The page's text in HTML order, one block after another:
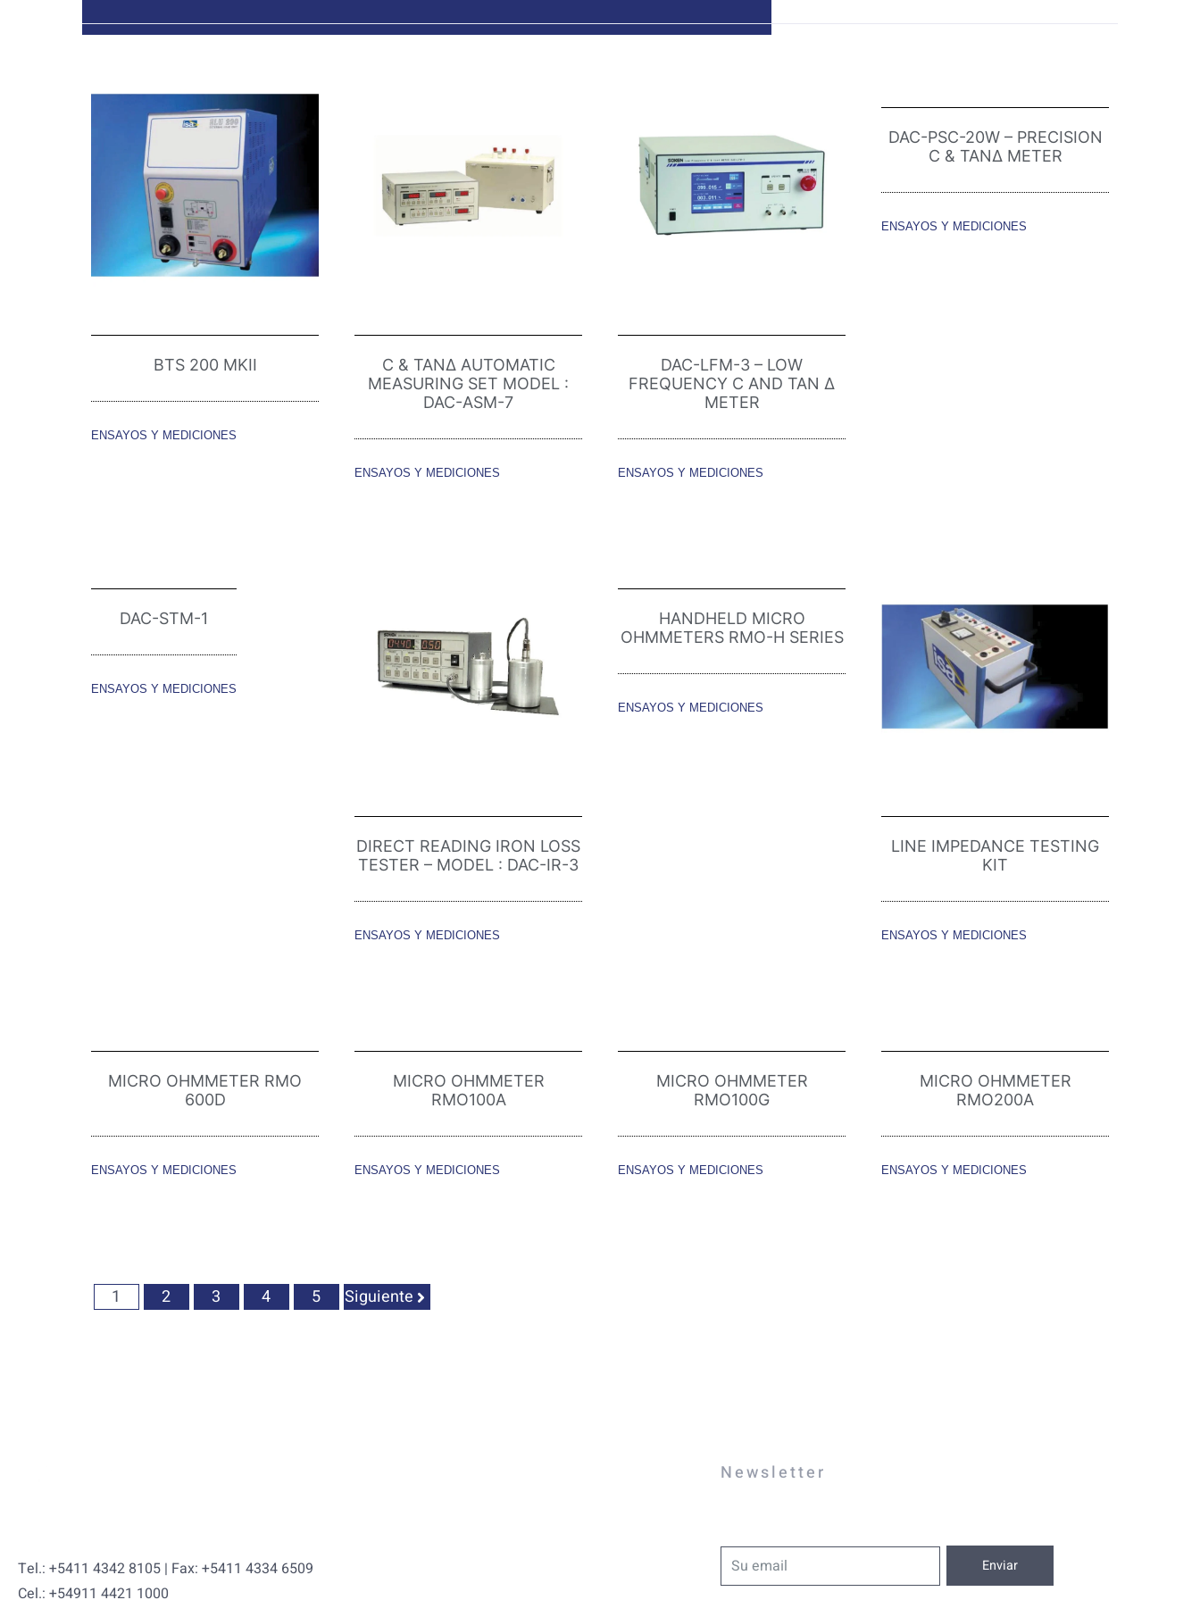
BTS 200 MKII
ENSAYOS Y MEDICIONES
C & TANΔ AUTOMATIC
MEASURING SET MODEL :
DAC-ASM-7
ENSAYOS Y MEDICIONES
DAC-LFM-3 – LOW
FREQUENCY C AND TAN Δ
METER
ENSAYOS Y MEDICIONES
DAC-PSC-20W – PRECISION
C & TANΔ METER
ENSAYOS Y MEDICIONES
DAC-STM-1
ENSAYOS Y MEDICIONES
DIRECT READING IRON LOSS
TESTER – MODEL : DAC-IR-3
ENSAYOS Y MEDICIONES
HANDHELD MICRO
OHMMETERS RMO-H SERIES
ENSAYOS Y MEDICIONES
LINE IMPEDANCE TESTING
KIT
ENSAYOS Y MEDICIONES
MICRO OHMMETER RMO
600D
ENSAYOS Y MEDICIONES
MICRO OHMMETER
RMO100A
ENSAYOS Y MEDICIONES
MICRO OHMMETER
RMO100G
ENSAYOS Y MEDICIONES
MICRO OHMMETER
RMO200A
ENSAYOS Y MEDICIONES
1 2 3 4 5 Siguiente
Tel.: +5411 4342 8105 | Fax: +5411 4334 6509
Cel.: +54911 4421 1000
Newsletter
Enviar